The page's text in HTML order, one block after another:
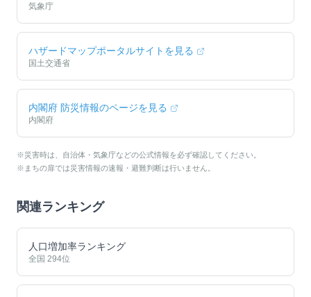
気象庁
ハザードマップポータルサイトを見る
国土交通省
内閣府 防災情報のページを見る
内閣府
※災害時は、自治体・気象庁などの公式情報を必ず確認してください。
※まちの扉では災害情報の速報・避難判断は行いません。
関連ランキング
人口増加率ランキング
全国 294位